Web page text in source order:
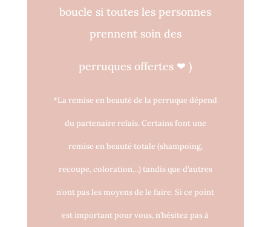
boucle si toutes les personnes
prennent soin des
perruques offertes ❤)
*La remise en beauté de la perruque dépend
du partenaire relais. Certains font une
remise en beauté totale (shampoing,
recoupe, coloration…) tandis que d’autres
n’ont pas les moyens de le faire. Si ce point
est important pour vous, n’hésitez pas à